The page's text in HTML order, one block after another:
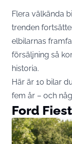
Flera välkända
trenden
elbilarnas
försäljning så
historia.
Här är 10 bilar
fem år – och
Ford